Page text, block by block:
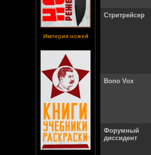
Империя ножей
Стритрейсер
Bono Vox
Форумный
диссидент